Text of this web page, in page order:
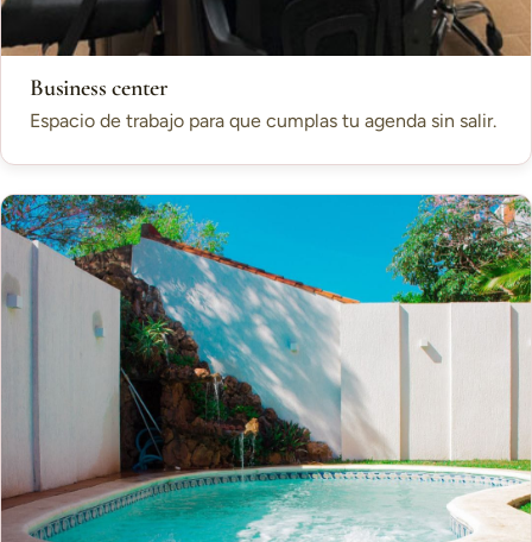
Business center
Espacio de trabajo para que cumplas tu agenda sin salir.